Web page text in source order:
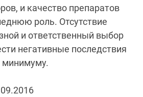
и качество препаратов
роль. Отсутствие
и ответственный выбор
негативные последствия
минимуму.